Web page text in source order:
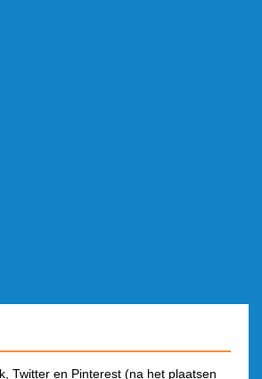
Twitter en Pinterest (na het plaatsen